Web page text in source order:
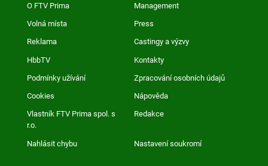
O FTV Prima Management
Volná místa Press
Reklama Castingy a výzvy
HbbTV Kontakty
Podmínky užívání Zpracování osobních údajů
Cookies Nápověda
Vlastník FTV Prima spol. s
r.o.
Redakce
Nahlásit chybu Nastavení soukromí